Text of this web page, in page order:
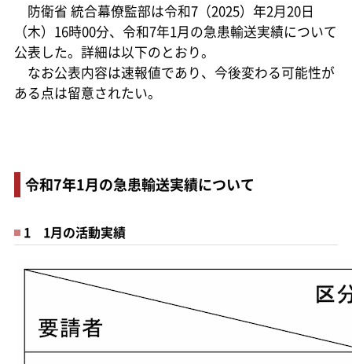
防衛省 統合幕僚監部は令和7（2025）年2月20日
（木）16時00分、令和7年1月の急患輸送実績について
公表した。詳細は以下のとおり。
なお公表内容は速報値であり、今後変わる可能性が
ある点は留意されたい。
令和7年1月の急患輸送実績について
1 1月の活動実績